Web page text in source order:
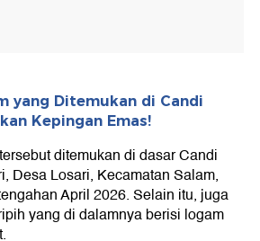
yang Ditemukan di Candi
Kepingan Emas!
ditemukan di dasar Candi
Desa Losari, Kecamatan Salam,
April 2026. Selain itu, juga
yang di dalamnya berisi logam